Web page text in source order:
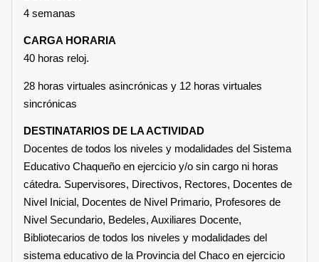
4 semanas
CARGA HORARIA
40 horas reloj.
28 horas virtuales asincrónicas y 12 horas virtuales
sincrónicas
DESTINATARIOS DE LA ACTIVIDAD
Docentes de todos los niveles y modalidades del Sistema
Educativo Chaqueño en ejercicio y/o sin cargo ni horas
cátedra. Supervisores, Directivos, Rectores, Docentes de
Nivel Inicial, Docentes de Nivel Primario, Profesores de
Nivel Secundario, Bedeles, Auxiliares Docente,
Bibliotecarios de todos los niveles y modalidades del
sistema educativo de la Provincia del Chaco en ejercicio